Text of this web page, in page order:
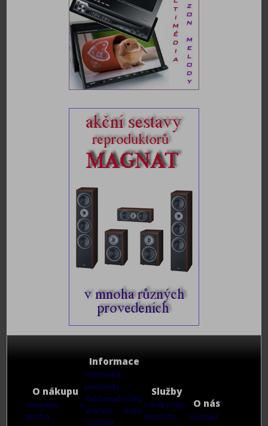
O nákupu
Doprava a
platba
Informace
Obchodní
podmínky
Reklamační řád
Vrácení nebo
výměna
Služby
Ceník prací
Montáže
O nás
Kontakt